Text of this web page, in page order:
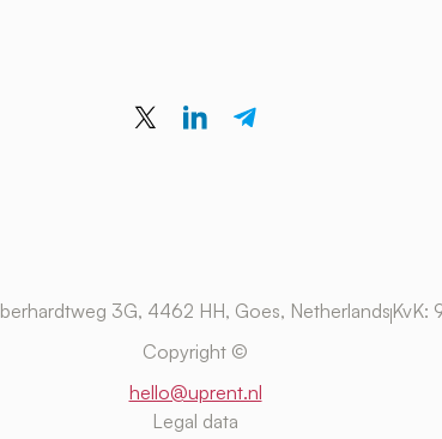
3G, 4462 HH, Goes, NetherlandsKvK:
Copyright ©
hello@uprent.nl
Legal data